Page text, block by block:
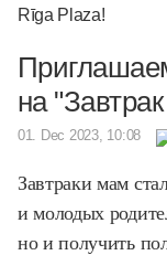
на
01. Dec 2023, 10:08
Завтраки мам
и молодых
но и получить